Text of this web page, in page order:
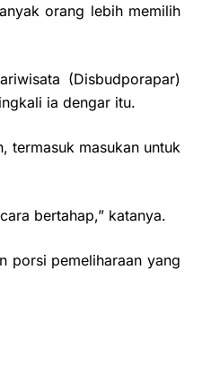
orang lebih memilih
(Disbudporapar)
ia dengar itu.
termasuk masukan untuk
bertahap,” katanya.
porsi pemeliharaan yang